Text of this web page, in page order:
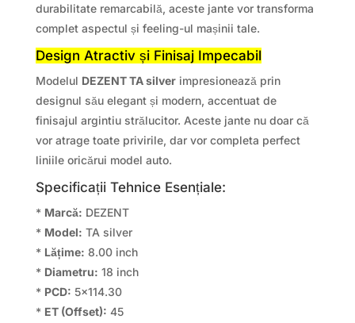
durabilitate remarcabilă, aceste jante vor transforma
complet aspectul și feeling-ul mașinii tale.
Design Atractiv și Finisaj Impecabil
Modelul DEZENT TA silverimpresionează prin
designul său elegant și modern, accentuat de
finisajul argintiu strălucitor. Aceste jante nu doar că
vor atrage toate privirile, dar vor completa perfect
liniile oricărui model auto.
Specificații Tehnice Esențiale:
* Marcă: DEZENT
* Model: TA silver
* Lățime: 8.00 inch
* Diametru: 18 inch
* PCD: 5×114.30
* ET (Offset): 45